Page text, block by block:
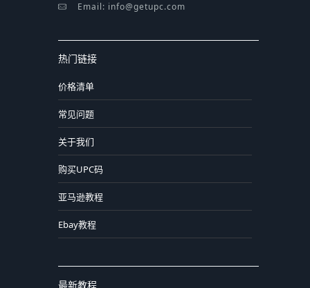
Email: info@getupc.com
热门链接
价格清单
常见问题
关于我们
购买UPC码
亚马逊教程
Ebay教程
最新教程